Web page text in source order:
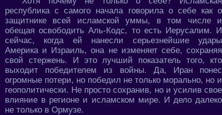
республика с самого начала говорила о себе как о
защитнике всей исламской уммы, в том числе и
обещая освободить Аль-Кодс, то есть Иерусалим. И
сейчас, когда ей нанесли серьезнейшие удары
Америка и Израиль, она не изменяет себе, сохраняя
свой стержень. И это лучший показатель того, кто
выходит победителем из войны. Да, Иран понес
огромные потери, но победил не только морально, но и
геополитически. Не просто сохранив, но и усилив свое
влияние в регионе и исламском мире. И дело далеко
не только в Ормузе.